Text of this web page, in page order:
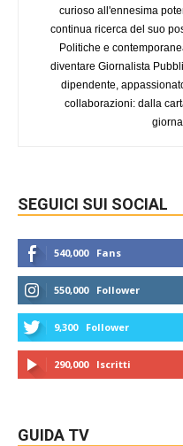
curioso all'ennesima
continua ricerca del suo
Politiche e
diventare Giornalista
dipendente,
collaborazioni: dalla
SEGUICI SUI SOCIAL
540,000 Fans
550,000 Follower
9,300 Follower
290,000 Iscritti
GUIDA TV